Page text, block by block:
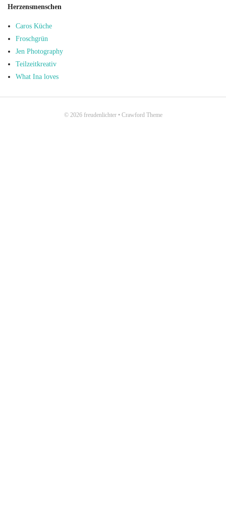
Herzensmenschen
Caros Küche
Froschgrün
Jen Photography
Teilzeitkreativ
What Ina loves
© 2026 freudenlichter• Crawford Theme